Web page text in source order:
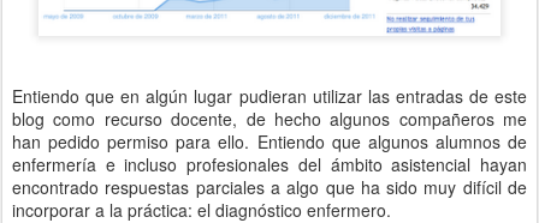
Entiendo que en algún lugar pudieran utilizar las entradas de este
blog como recurso docente, de hecho algunos compañeros me
han pedido permiso para ello. Entiendo que algunos alumnos de
enfermería e incluso profesionales del ámbito asistencial hayan
encontrado respuestas parciales a algo que ha sido muy difícil de
incorporar a la práctica: el diagnóstico enfermero.